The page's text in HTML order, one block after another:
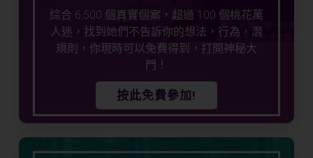
綜合 6,500 個真實個案，超過 100 個桃花萬
人迷，找到她們不告訴你的想法，行為，潛
規則，你現時可以免費得到，打開神秘大
門！
按此免費參加!